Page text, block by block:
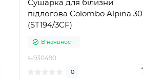
Сушарка для білизни
підлогова Colombo Alpina 30
(ST194/3CF)
В наявності
s-930490
0